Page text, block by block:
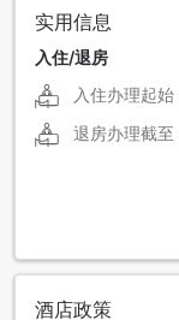
实用信息
入住/退房
入住办理起始
退房办理截至
酒店政策